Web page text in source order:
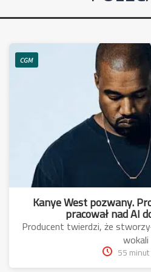
CGM
Kanye West pozwany.
Producent twierdzi, że
wokali
55